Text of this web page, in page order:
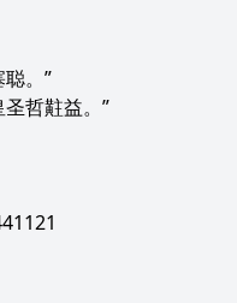
。”
哲黈益。”